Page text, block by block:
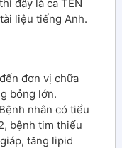
đây là ca TEN
liệu tiếng Anh.
đơn vị chữa
bỏng lớn.
nhân có tiểu
bệnh tim thiếu
tăng lipid